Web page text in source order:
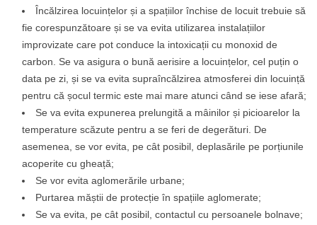
Încălzirea locuințelor și a spațiilor închise de locuit trebuie să
fie corespunzătoare și se va evita utilizarea instalațiilor
improvizate care pot conduce la intoxicații cu monoxid de
carbon. Se va asigura o bună aerisire a locuințelor, cel puțin o
data pe zi, și se va evita supraîncălzirea atmosferei din locuință
pentru că șocul termic este mai mare atunci când se iese afară;
Se va evita expunerea prelungită a mâinilor și picioarelor la
temperature scăzute pentru a se feri de degerături. De
asemenea, se vor evita, pe cât posibil, deplasările pe porțiunile
acoperite cu gheață;
Se vor evita aglomerările urbane;
Purtarea măștii de protecție în spațiile aglomerate;
Se va evita, pe cât posibil, contactul cu persoanele bolnave;